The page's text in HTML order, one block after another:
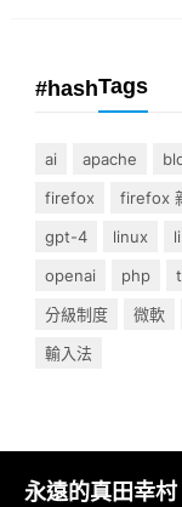
#hashTags
ai apache
firefox
firefox
gpt-4
linux
openai
php
分級制度
微軟
輸入法
永遠的真田幸村